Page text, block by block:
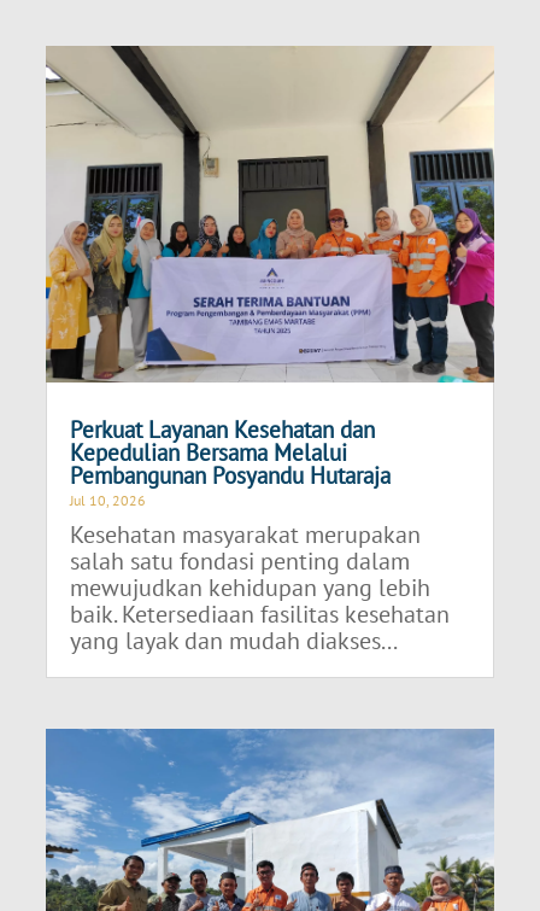
Perkuat Layanan Kesehatan dan
Kepedulian Bersama Melalui
Pembangunan Posyandu Hutaraja
Jul 10, 2026
Kesehatan masyarakat merupakan
salah satu fondasi penting dalam
mewujudkan kehidupan yang lebih
baik. Ketersediaan fasilitas kesehatan
yang layak dan mudah diakses...